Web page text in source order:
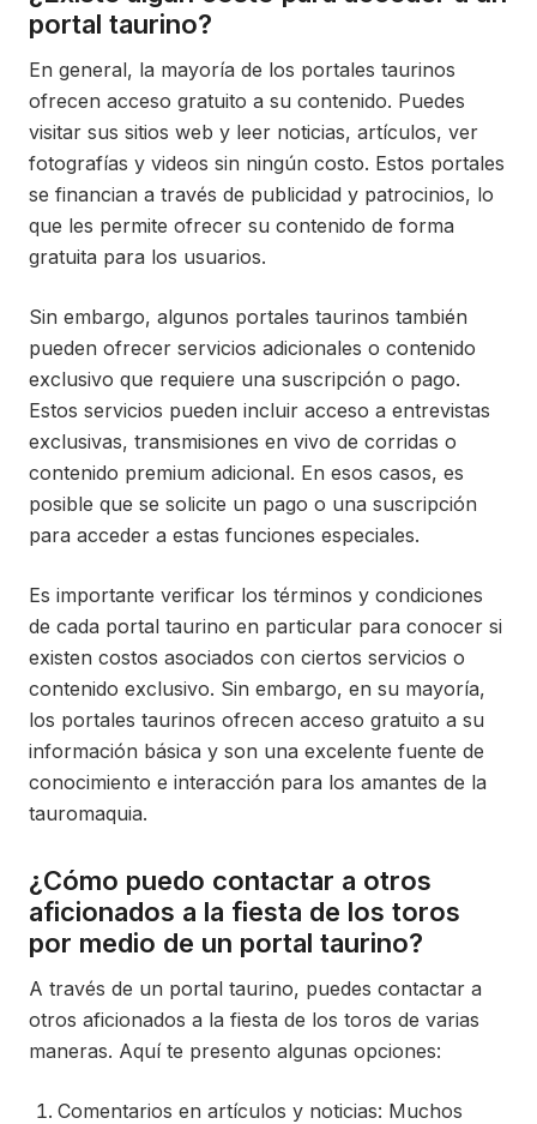
portal taurino?
En general, la mayoría de los portales taurinos
ofrecen acceso gratuito a su contenido. Puedes
visitar sus sitios web y leer noticias, artículos, ver
fotografías y videos sin ningún costo. Estos portales
se financian a través de publicidad y patrocinios, lo
que les permite ofrecer su contenido de forma
gratuita para los usuarios.
Sin embargo, algunos portales taurinos también
pueden ofrecer servicios adicionales o contenido
exclusivo que requiere una suscripción o pago.
Estos servicios pueden incluir acceso a entrevistas
exclusivas, transmisiones en vivo de corridas o
contenido premium adicional. En esos casos, es
posible que se solicite un pago o una suscripción
para acceder a estas funciones especiales.
Es importante verificar los términos y condiciones
de cada portal taurino en particular para conocer si
existen costos asociados con ciertos servicios o
contenido exclusivo. Sin embargo, en su mayoría,
los portales taurinos ofrecen acceso gratuito a su
información básica y son una excelente fuente de
conocimiento e interacción para los amantes de la
tauromaquia.
¿Cómo puedo contactar a otros
aficionados a la fiesta de los toros
por medio de un portal taurino?
A través de un portal taurino, puedes contactar a
otros aficionados a la fiesta de los toros de varias
maneras. Aquí te presento algunas opciones:
Comentarios en artículos y noticias: Muchos